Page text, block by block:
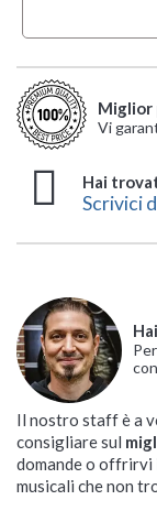
Miglior
Vi
Hai
Scrivici
Il nostro staff è a
consigliare sul
domande o offrirvi
musicali che non